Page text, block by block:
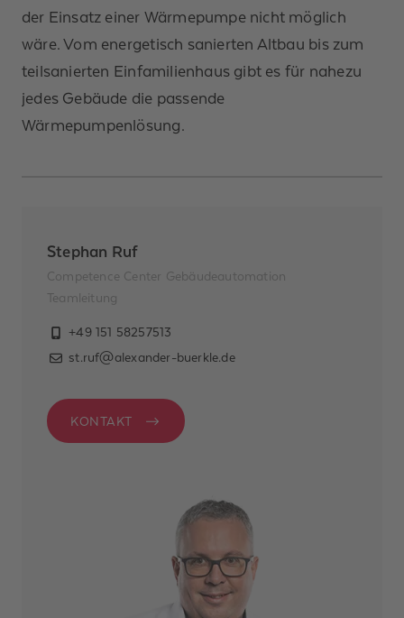
der Einsatz einer Wärmepumpe nicht möglich
wäre. Vom energetisch sanierten Altbau bis zum
teilsanierten Einfamilienhaus gibt es für nahezu
jedes Gebäude die passende
Wärmepumpenlösung.
Stephan Ruf
Competence Center Gebäudeautomation
Teamleitung
+49 151 58257513
st.ruf@alexander-buerkle.de
KONTAKT